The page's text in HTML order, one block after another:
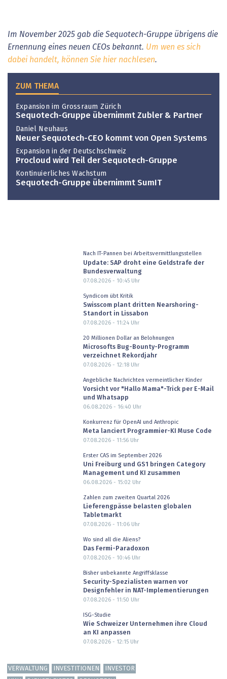
Im November 2025 gab die Sequotech-Gruppe übrigens die
Ernennung eines neuen CEOs bekannt. Um wen es sich
dabei handelt, können Sie hier nachlesen.
ZUM THEMA
Expansion im Grossraum Zürich
Sequotech-Gruppe übernimmt Zubler & Partner
Daniel Neuhaus
Neuer Sequotech-CEO kommt von Open Systems
Expansion in der Deutschschweiz
Procloud wird Teil der Sequotech-Gruppe
Kontinuierliches Wachstum
Sequotech-Gruppe übernimmt SumIT
Nach IT-Pannen bei Arbeitsvermittlungsstellen
Update: SAP droht eine Geldstrafe der
Bundesverwaltung
07.08.2026 - 10:45Uhr
Syndicom übt Kritik
Swisscom plant dritten Nearshoring-
Standort in Lissabon
07.08.2026 - 11:24Uhr
20 Millionen Dollar an Belohnungen
Microsofts Bug-Bounty-Programm
verzeichnet Rekordjahr
07.08.2026 - 12:18Uhr
Angebliche Nachrichten vermeintlicher Kinder
Vorsicht vor "Hallo Mama"-Trick per E-Mail
und Whatsapp
06.08.2026 - 16:40 Uhr
Konkurrenz für OpenAI und Anthropic
Meta lanciert Programmier-KI Muse Code
07.08.2026 - 11:56Uhr
Erster CAS im September 2026
Uni Freiburg und GS1 bringen Category
Management und KI zusammen
06.08.2026 - 15:02 Uhr
Zahlen zum zweiten Quartal 2026
Lieferengpässe belasten globalen
Tabletmarkt
07.08.2026 - 11:06Uhr
Wo sind all die Aliens?
Das Fermi-Paradoxon
07.08.2026 - 10:46Uhr
Bisher unbekannte Angriffsklasse
Security-Spezialisten warnen vor
Designfehler in NAT-Implementierungen
07.08.2026 - 11:50 Uhr
ISG-Studie
Wie Schweizer Unternehmen ihre Cloud
an KI anpassen
07.08.2026 - 12:15Uhr
VERWALTUNG INVESTITIONEN
INVESTOR